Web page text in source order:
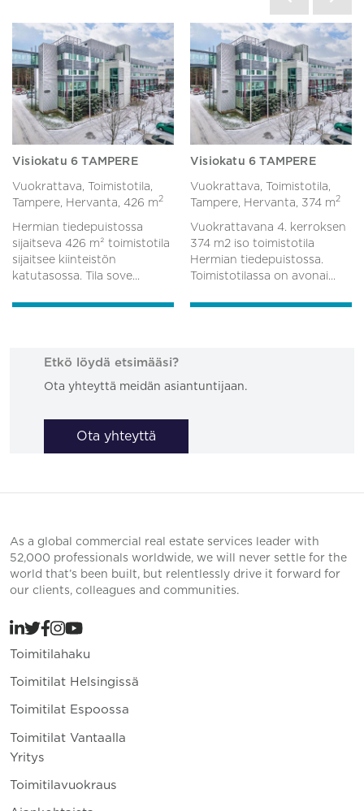
Visiokatu 6 TAMPERE
Vuokrattava, Toimistotila,
Tampere, Hervanta, 426 m2
Hermian tiedepuistossa
sijaitseva 426 m² toimistotila
sijaitsee kiinteistön
katutasossa. Tila sove...
Visiokatu 6 TAMPERE
Vuokrattava, Toimistotila,
Tampere, Hervanta, 374 m2
Vuokrattavana 4. kerroksen
374 m2 iso toimistotila
Hermian tiedepuistossa.
Toimistotilassa on avonai...
Etkö löydä etsimääsi?
Ota yhteyttä meidän asiantuntijaan.
Ota yhteyttä
As a global commercial real estate services leader with
52,000 professionals worldwide, we will never settle for the
world that’s been built, but relentlessly drive it forward for
our clients, colleagues and communities.
Toimitilahaku
Toimitilat Helsingissä
Toimitilat Espoossa
Toimitilat Vantaalla
Yritys
Toimitilavuokraus